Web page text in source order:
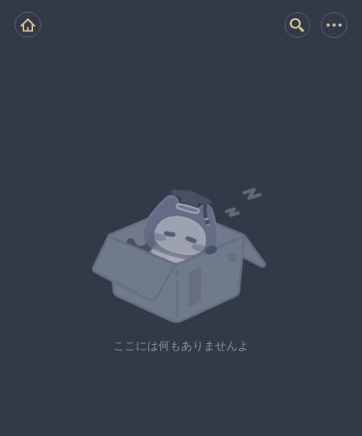
ここには何もありませんよ